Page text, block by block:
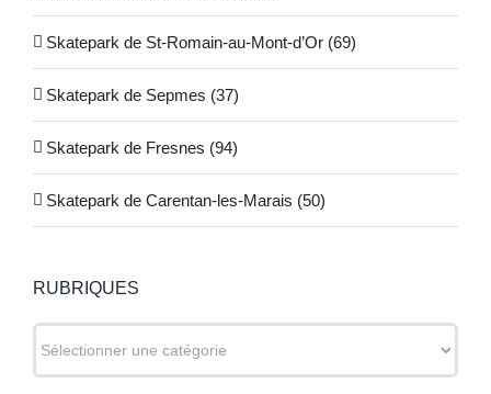
Skatepark de St-Romain-au-Mont-d’Or (69)
Skatepark de Sepmes (37)
Skatepark de Fresnes (94)
Skatepark de Carentan-les-Marais (50)
RUBRIQUES